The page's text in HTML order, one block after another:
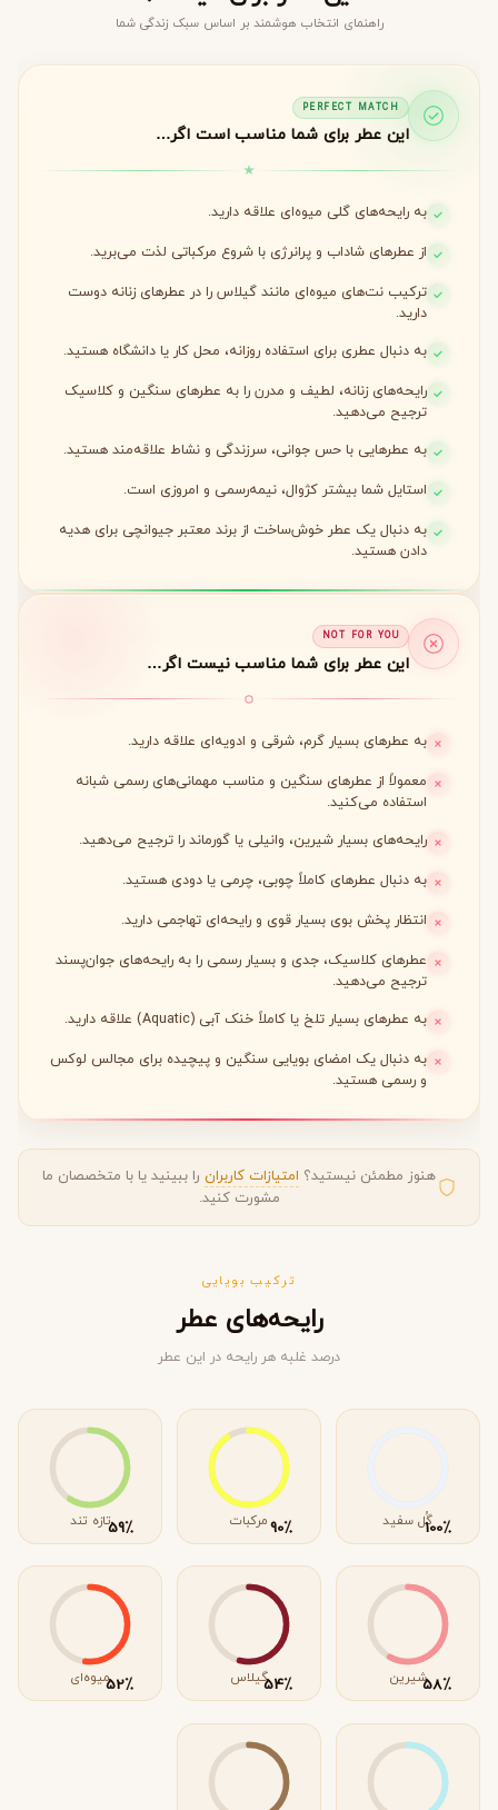
راهنمای انتخاب هوشمند بر اساس سبک زندگی شما
PERFECT MATCH
این عطر برای شما مناسب است اگر…
به رایحه‌های گلی میوه‌ای علاقه دارید.
از عطرهای شاداب و پرانرژی با شروع مرکباتی لذت می‌برید.
ترکیب نت‌های میوه‌ای مانند گیلاس را در عطرهای زنانه دوست
دارید.
به دنبال عطری برای استفاده روزانه، محل کار یا دانشگاه هستید.
رایحه‌های زنانه، لطیف و مدرن را به عطرهای سنگین و کلاسیک
ترجیح می‌دهید.
به عطرهایی با حس جوانی، سرزندگی و نشاط علاقه‌مند هستید.
استایل شما بیشتر کژوال، نیمه‌رسمی و امروزی است.
به دنبال یک عطر خوش‌ساخت از برند معتبر جیوانچی برای هدیه
دادن هستید.
NOT FOR YOU
این عطر برای شما مناسب نیست اگر…
به عطرهای بسیار گرم، شرقی و ادویه‌ای علاقه دارید.
معمولاً از عطرهای سنگین و مناسب مهمانی‌های رسمی شبانه
استفاده می‌کنید.
رایحه‌های بسیار شیرین، وانیلی یا گورماند را ترجیح می‌دهید.
به دنبال عطرهای کاملاً چوبی، چرمی یا دودی هستید.
انتظار پخش بوی بسیار قوی و رایحه‌ای تهاجمی دارید.
عطرهای کلاسیک، جدی و بسیار رسمی را به رایحه‌های جوان‌پسند
ترجیح می‌دهید.
به عطرهای بسیار تلخ یا کاملاً خنک آبی (Aquatic) علاقه دارید.
به دنبال یک امضای بویایی سنگین و پیچیده برای مجالس لوکس
و رسمی هستید.
هنوز مطمئن نیستید؟ امتیازات کاربران را ببینید یا با متخصصان ما
مشورت کنید.
ترکیب بویایی
رایحه‌های عطر
درصد غلبه هر رایحه در این عطر
٪100گُل سفید ٪90مرکبات ٪59تازه تند
٪58شیرین ٪54گیلاس ٪52میوه‌ای